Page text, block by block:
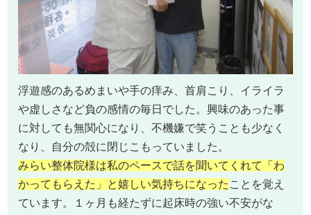
浮遊感のあるめまいや手の痒み、首肩こり、イライラ
や虚しさなど負の感情の毎日でした。興味のあった事
に対しても無関心になり、不機嫌で笑うことも少なく
なり、自分の殻に閉じこもっていました。
みらい整体院様は私のペースで話を聞いてくれて「わ
かってもらえた」と嬉しい気持ちになった ことを覚え
ています。１ヶ月も経たずに起床時の強い不安がな